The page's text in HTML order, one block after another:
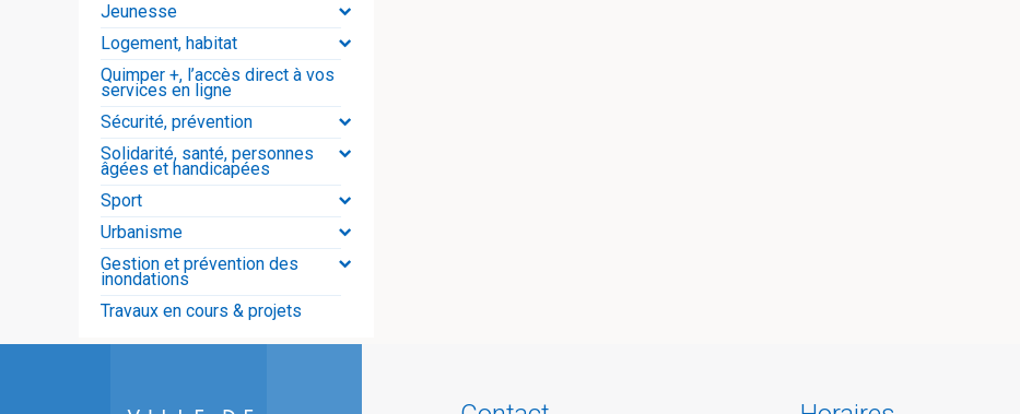
Jeunesse
Logement, habitat
Quimper +, l’accès direct à vos
services en ligne
Sécurité, prévention
Solidarité, santé, personnes
âgées et handicapées
Sport
Urbanisme
Gestion et prévention des
inondations
Travaux en cours & projets